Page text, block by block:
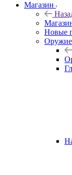
Магазин
Новые
Оружие